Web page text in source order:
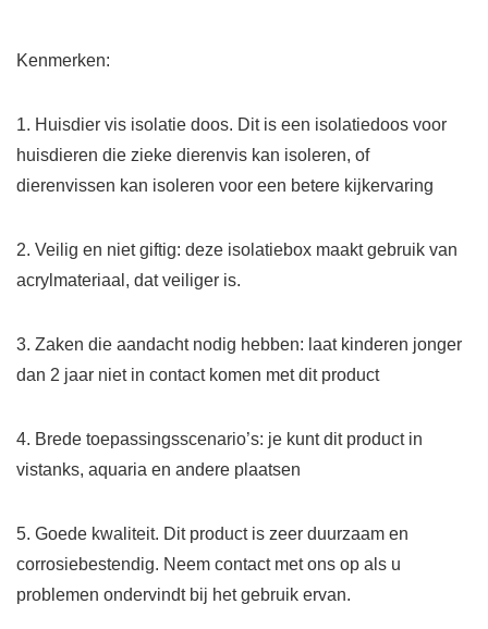
Kenmerken:
1. Huisdier vis isolatie doos. Dit is een isolatiedoos voor
huisdieren die zieke dierenvis kan isoleren, of
dierenvissen kan isoleren voor een betere kijkervaring
2. Veilig en niet giftig: deze isolatiebox maakt gebruik van
acrylmateriaal, dat veiliger is.
3. Zaken die aandacht nodig hebben: laat kinderen jonger
dan 2 jaar niet in contact komen met dit product
4. Brede toepassingsscenario’s: je kunt dit product in
vistanks, aquaria en andere plaatsen
5. Goede kwaliteit. Dit product is zeer duurzaam en
corrosiebestendig. Neem contact met ons op als u
problemen ondervindt bij het gebruik ervan.